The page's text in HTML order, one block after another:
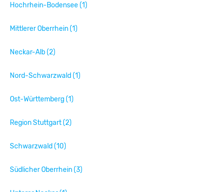
Hochrhein-Bodensee (1)
Mittlerer Oberrhein (1)
Neckar-Alb (2)
Nord-Schwarzwald (1)
Ost-Württemberg (1)
Region Stuttgart (2)
Schwarzwald (10)
Südlicher Oberrhein (3)